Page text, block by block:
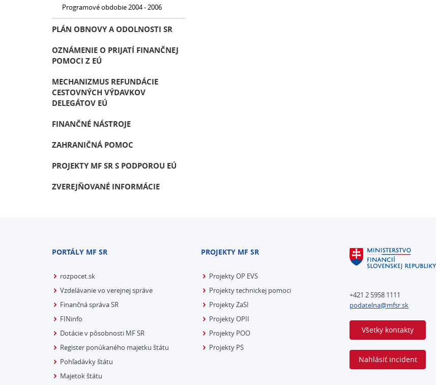
Programové obdobie 2004 - 2006
PLÁN OBNOVY A ODOLNOSTI SR
OZNÁMENIE O PRIJATÍ FINANČNEJ
POMOCI Z EÚ
MECHANIZMUS REFUNDÁCIE
CESTOVNÝCH VÝDAVKOV
DELEGÁTOV EÚ
FINANČNÉ NÁSTROJE
ZAHRANIČNÁ POMOC
PROJEKTY MF SR S PODPOROU EÚ
ZVEREJŇOVANÉ INFORMÁCIE
PORTÁLY MF SR
rozpocet.sk
Vzdelávanie vo verejnej správe
Finančná správa SR
FINinfo
Dotácie v pôsobnosti MF SR
Register ponúkaného majetku štátu
Pohľadávky štátu
Majetok štátu
PROJEKTY MF SR
Projekty OP EVS
Projekty technickej pomoci
Projekty ZaSI
Projekty OPII
Projekty POO
Projekty PS
+421 2 5958 1111
podatelna@mfsr.sk
Všetky kontakty
Nahlásiť incident